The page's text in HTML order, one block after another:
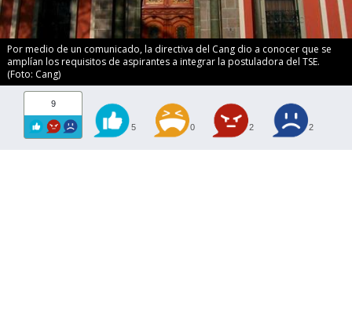
Por medio de un comunicado, la directiva del Cang dio a conocer que se
amplían los requisitos de aspirantes a integrar la postuladora del TSE.
(Foto: Cang)
9
5 0 2 2